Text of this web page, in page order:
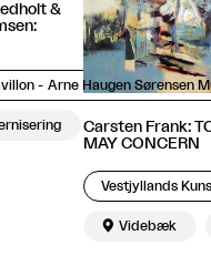
&
- Arne Haugen Sørensen
Carsten Frank:
MAY CONCERN
Vestjyllands
 Videbæk